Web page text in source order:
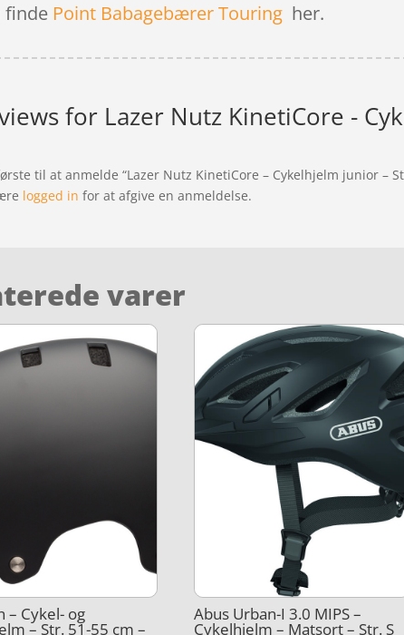
finde Point Babagebærer Touring her.
for Lazer Nutz KinetiCore -
til at anmelde “Lazer Nutz KinetiCore – Cykelhjelm junior –
logged in for at afgive en anmeldelse.
varer
– Cykel- og
– Str. 51-55 cm –
Abus Urban-I 3.0 MIPS –
Cykelhjelm – Matsort – Str. S